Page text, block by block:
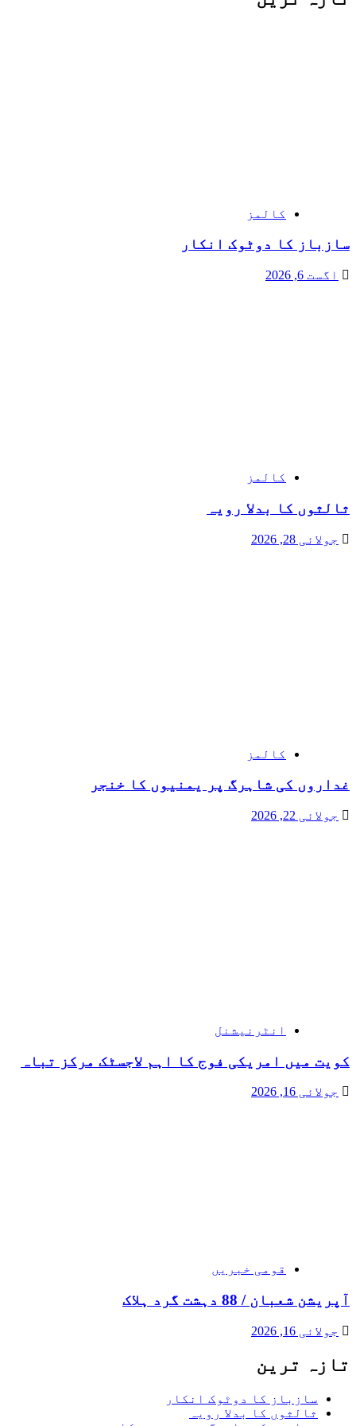
کالمز
سازباز کا دوٹوک انکار
اگست 6, 2026
کالمز
ثالثوں کا بدلا رویہ
جولائی 28, 2026
کالمز
غداروں کی شاہرگ پر یمنیوں کا خنجر
جولائی 22, 2026
انٹرنیشنل
کویت میں امریکی فوج کا اہم لاجسٹک مرکز تباہ
جولائی 16, 2026
قومی خبریں
آپریشن شعبان / 88 دہشت گرد ہلاک
جولائی 16, 2026
تازہ ترین
سازباز کا دوٹوک انکار
ثالثوں کا بدلا رویہ